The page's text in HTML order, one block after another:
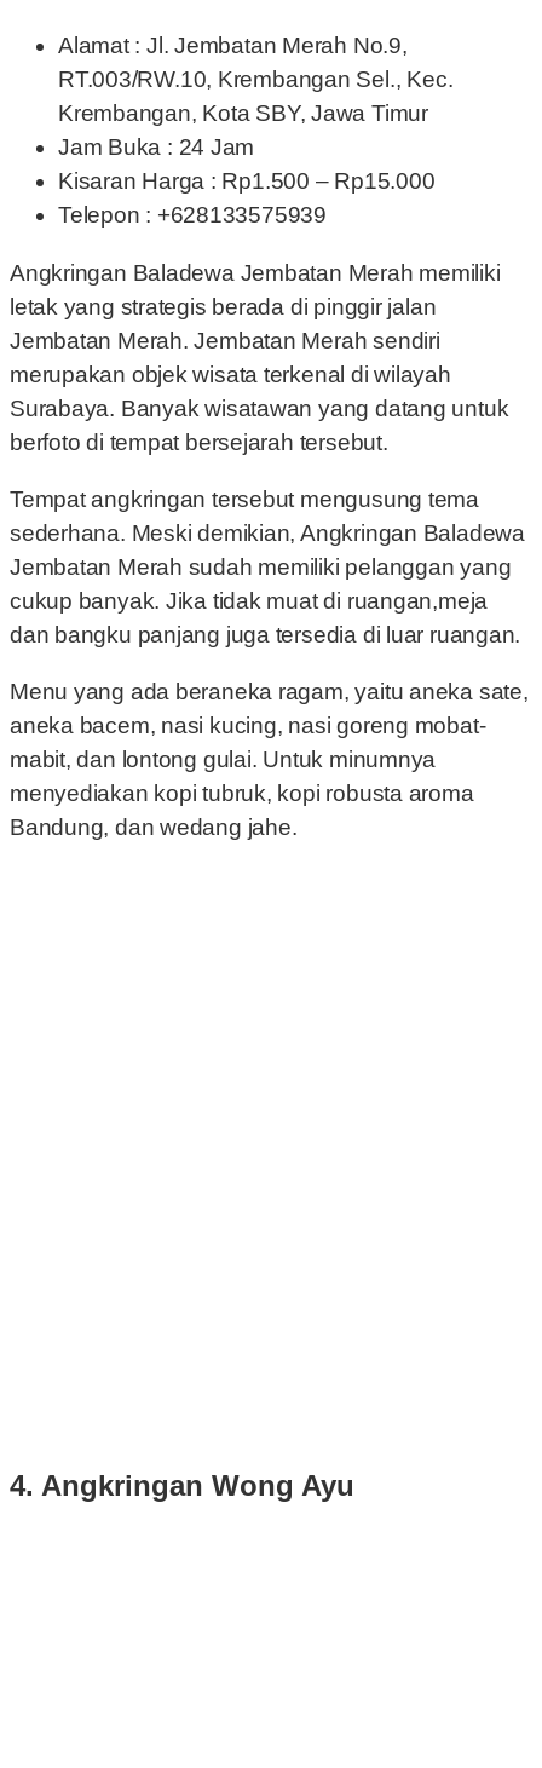
Alamat : Jl. Jembatan Merah No.9,
RT.003/RW.10, Krembangan Sel., Kec.
Krembangan, Kota SBY, Jawa Timur
Jam Buka : 24 Jam
Kisaran Harga : Rp1.500 – Rp15.000
Telepon : +628133575939
Angkringan Baladewa Jembatan Merah memiliki
letak yang strategis berada di pinggir jalan
Jembatan Merah. Jembatan Merah sendiri
merupakan objek wisata terkenal di wilayah
Surabaya. Banyak wisatawan yang datang untuk
berfoto di tempat bersejarah tersebut.
Tempat angkringan tersebut mengusung tema
sederhana. Meski demikian, Angkringan Baladewa
Jembatan Merah sudah memiliki pelanggan yang
cukup banyak. Jika tidak muat di ruangan,meja
dan bangku panjang juga tersedia di luar ruangan.
Menu yang ada beraneka ragam, yaitu aneka sate,
aneka bacem, nasi kucing, nasi goreng mobat-
mabit, dan lontong gulai. Untuk minumnya
menyediakan kopi tubruk, kopi robusta aroma
Bandung, dan wedang jahe.
4. Angkringan Wong Ayu